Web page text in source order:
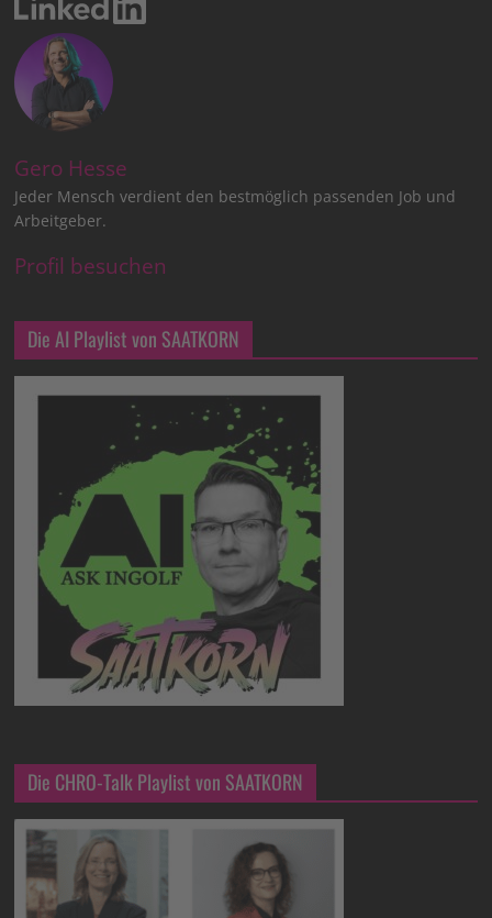
Gero Hesse
Jeder Mensch verdient den bestmöglich passenden Job und
Arbeitgeber.
Profil besuchen
Die AI Playlist von SAATKORN
Die CHRO-Talk Playlist von SAATKORN